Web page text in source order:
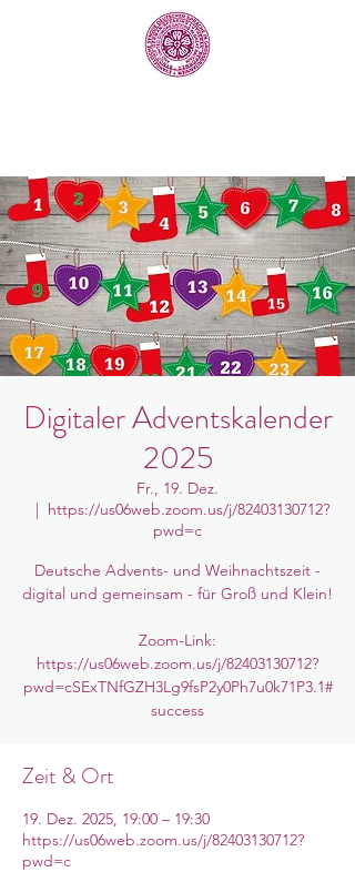
Digitaler Adventskalender
2025
Fr., 19. Dez.
  |
https://us06web.zoom.us/j/82403130712?
pwd=c
Deutsche Advents- und Weihnachtszeit -
digital und gemeinsam - für Groß und Klein!
Zoom-Link:
https://us06web.zoom.us/j/82403130712?
pwd=cSExTNfGZH3Lg9fsP2y0Ph7u0k71P3.1#
success
Zeit & Ort
19. Dez. 2025, 19:00 – 19:30
https://us06web.zoom.us/j/82403130712?
pwd=c